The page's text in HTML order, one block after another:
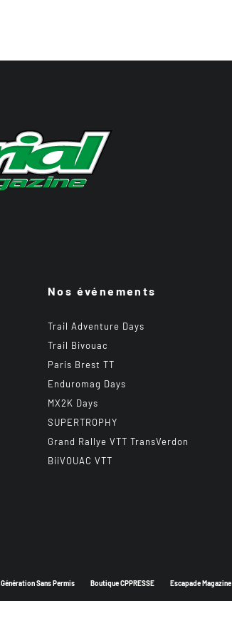
Nos événements
Trail Adventure Days
Trail Bivouac
Paris Brest TT
Enduromag Days
MX2K Days
SUPERTROPHY
Grand Rallye VTT TransVerdon
BiiVOUAC VTT
Génération Sans Permis Boutique CPPRESSE Escapade Magazine